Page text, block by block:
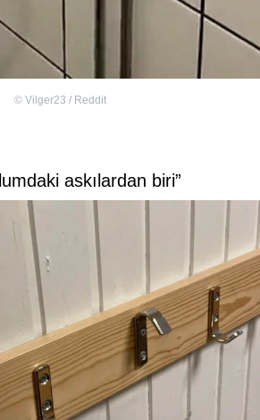
© Vilger23 / Reddit
askılardan biri”